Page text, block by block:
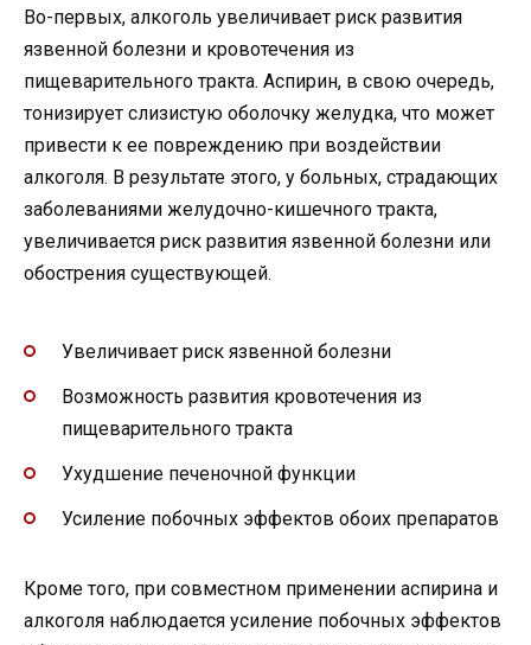
Во-первых, алкоголь увеличивает риск развития
язвенной болезни и кровотечения из
пищеварительного тракта. Аспирин, в свою очередь,
тонизирует слизистую оболочку желудка, что может
привести к ее повреждению при воздействии
алкоголя. В результате этого, у больных, страдающих
заболеваниями желудочно-кишечного тракта,
увеличивается риск развития язвенной болезни или
обострения существующей.
Увеличивает риск язвенной болезни
Возможность развития кровотечения из
пищеварительного тракта
Ухудшение печеночной функции
Усиление побочных эффектов обоих препаратов
Кроме того, при совместном применении аспирина и
алкоголя наблюдается усиление побочных эффектов